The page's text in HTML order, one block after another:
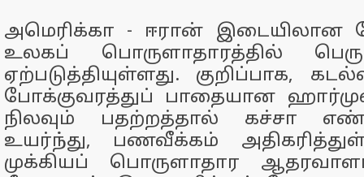
அமெரிக்கா - ஈரான் இடையிலான
உலகப் பொருளாதாரத்தில்
ஏற்படுத்தியுள்ளது. குறிப்பாக,
போக்குவரத்துப் பாதையான
நிலவும் பதற்றத்தால் கச்சா
உயர்ந்து, பணவீக்கம்
முக்கியப் பொருளாதார